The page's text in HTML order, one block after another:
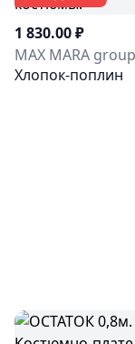
1 830.00 ₽
MAX MARA group
Хлопок-поплин